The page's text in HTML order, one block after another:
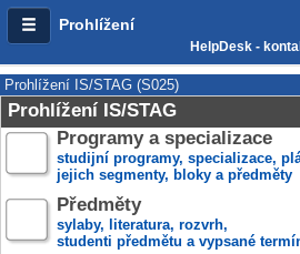
Prohlížení
HelpDesk -
Prohlížení IS/STAG (S025)
Prohlížení IS/STAG
Programy a specializace
studijní programy, specializace,
jejich segmenty, bloky a předměty
Předměty
sylaby, literatura, rozvrh,
studenti předmětu a vypsané